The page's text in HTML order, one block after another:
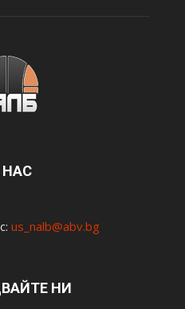
НАС
us_nalb@abv.bg
НИ